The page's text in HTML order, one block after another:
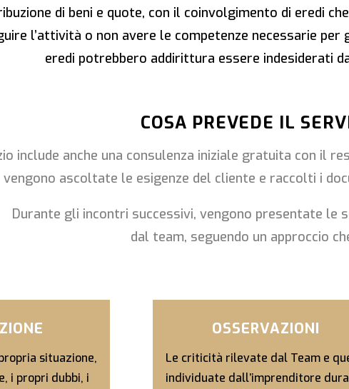
di beni e quote, con il coinvolgimento di eredi
l’attività o non avere le competenze necessarie
eredi potrebbero addirittura essere indesiderati
COSA PREVEDE IL
include anche una consulenza iniziale gratuita con il
vengono ascoltate le esigenze del cliente e raccolti i
Durante gli incontri successivi, vengono presentate le
dal team, seguendo un approccio
situazione,
i propri dubbi, i
OSSERVAZIONI
Le criticità rilevate dal Team e
individuate dall’imprenditore